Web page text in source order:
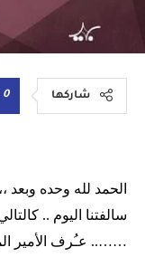
شاركها 0
الحمد لله وحده وبعد
سالفتنا اليوم ..
…….. عـُرف الأمير